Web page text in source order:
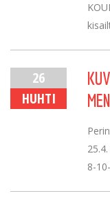
26
HUHTI
8-